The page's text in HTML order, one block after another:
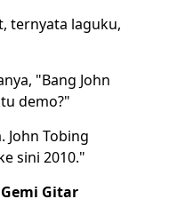
ternyata laguku,
"Bang John
demo?"
John Tobing
sini 2010."
Gitar